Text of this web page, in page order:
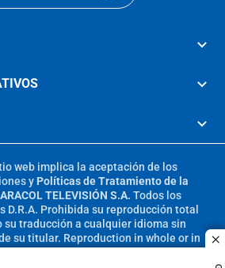
web implica la aceptación de los
y Políticas de Tratamiento de la
TELEVISIÓN S.A. Todos los
D.R.A. Prohibida su reproducción total
su traducción a cualquier idioma sin
su titular. Reproduction in whole or in